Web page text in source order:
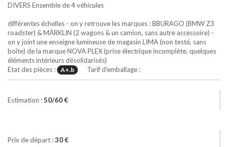
DIVERS Ensemble de 4 véhicules
différentes échelles - on y retrouve les marques : BBURAGO (BMW Z3
roadster) & MÄRKLIN (2 wagons & un camion, sans autre accessoire) -
on y joint une enseigne lumineuse de magasin LIMA (non testé, sans
boîte) de la marque NOVA PLEX (prise électrique incomplète, quelques
éléments intérieurs désolidarisés)
Etat des pièces :
A+.b Tarif d'emballage :
Estimation :50/60 €
Prix de départ :30 €